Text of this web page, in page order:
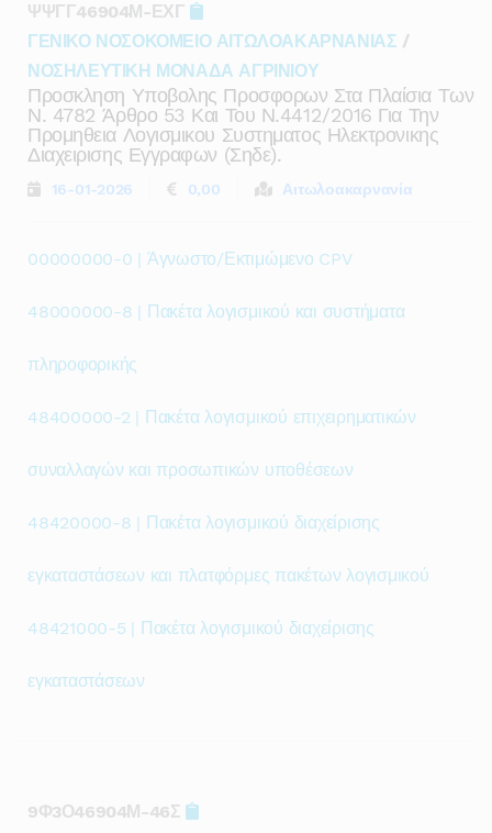
ΨΨΓΓ46904Μ-ΕΧΓ
ΓΕΝΙΚΟ ΝΟΣΟΚΟΜΕΙΟ ΑΙΤΩΛΟΑΚΑΡΝΑΝΙΑΣ /
ΝΟΣΗΛΕΥΤΙΚΗ ΜΟΝΑΔΑ ΑΓΡΙΝΙΟΥ
Προσκληση Υποβολης Προσφορων Στα Πλαίσια Των
Ν. 4782 Άρθρο 53 Και Του Ν.4412/2016 Για Την
Προμηθεια Λογισμικου Συστηματος Ηλεκτρονικης
Διαχειρισης Εγγραφων (σηδε).
16-01-2026 0,00 Αιτωλοακαρνανία
00000000-0 | Άγνωστο/Εκτιμώμενο CPV
48000000-8 | Πακέτα λογισμικού και συστήματα
πληροφορικής
48400000-2 | Πακέτα λογισμικού επιχειρηματικών
συναλλαγών και προσωπικών υποθέσεων
48420000-8 | Πακέτα λογισμικού διαχείρισης
εγκαταστάσεων και πλατφόρμες πακέτων λογισμικού
48421000-5 | Πακέτα λογισμικού διαχείρισης
εγκαταστάσεων
9Φ3Ο46904Μ-46Σ